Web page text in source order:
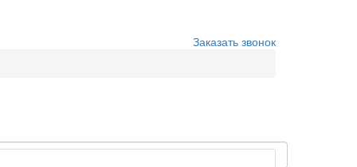
Заказать звонок